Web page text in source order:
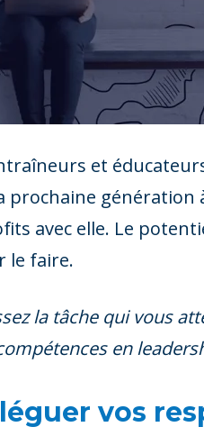
et
avec elle. Le
le faire.
la tâche qui vous
en
vos